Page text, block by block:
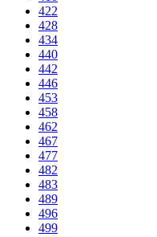
422
428
434
440
442
446
453
458
462
467
477
482
483
489
496
499